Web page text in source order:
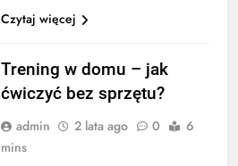
Czytaj więcej
Trening w domu – jak
ćwiczyć bez sprzętu?
admin 2 lata ago 0
6
mins